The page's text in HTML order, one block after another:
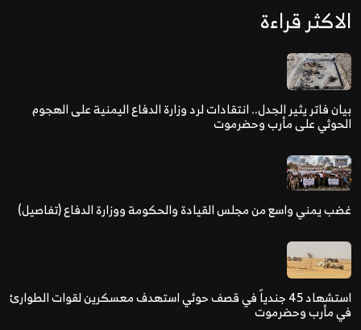
الاكثر قراءة
بيان فاتر يثير الجدل.. انتقادات لرد وزارة الدفاع اليمنية على الهجوم
الحوثي على مأرب وحضرموت
غضب يمني واسع من مجلس القيادة والحكومة ووزارة الدفاع (تفاصيل)
استشهاد 45 جندياً في قصف حوثي استهدف معسكرين لقوات الطوارئ
في مأرب وحضرموت